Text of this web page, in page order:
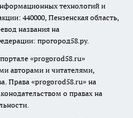
технологий и
440000, Пензенская область,
названия на
прогород58.ру.
«progorod58.ru»
авторами и читателями,
Права «progorod58.ru» на
о правах на